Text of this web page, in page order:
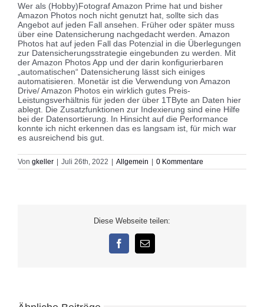
Wer als (Hobby)Fotograf Amazon Prime hat und bisher
Amazon Photos noch nicht genutzt hat, sollte sich das
Angebot auf jeden Fall ansehen. Früher oder später muss
über eine Datensicherung nachgedacht werden. Amazon
Photos hat auf jeden Fall das Potenzial in die Überlegungen
zur Datensicherungsstrategie eingebunden zu werden. Mit
der Amazon Photos App und der darin konfigurierbaren
„automatischen“ Datensicherung lässt sich einiges
automatisieren. Monetär ist die Verwendung von Amazon
Drive/ Amazon Photos ein wirklich gutes Preis-
Leistungsverhältnis für jeden der über 1TByte an Daten hier
ablegt. Die Zusatzfunktionen zur Indexierung sind eine Hilfe
bei der Datensortierung. In Hinsicht auf die Performance
konnte ich nicht erkennen das es langsam ist, für mich war
es ausreichend bis gut.
Von gkeller | Juli 26th, 2022 | Allgemein | 0 Kommentare
Diese Webseite teilen:
Facebook
E-
Mail